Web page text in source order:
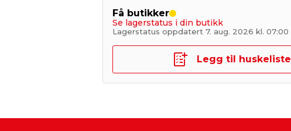
Få butikker
Se lagerstatus i din butikk
Lagerstatus oppdatert 7. aug. 2026 kl. 07:00
Legg til huskeliste